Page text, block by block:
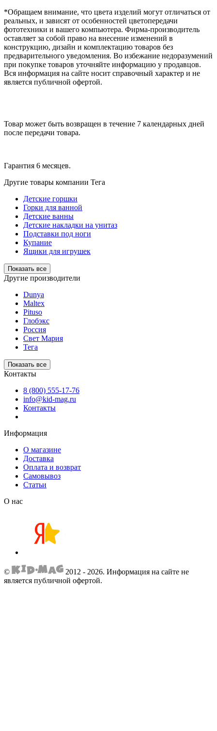
*Обращаем внимание, что цвета изделий могут отличаться от
реальных, и зависят от особенностей цветопередачи
фототехники и вашего компьютера. Фирма-производитель
оставляет за собой право на внесение изменений в
конструкцию, дизайн и комплектацию товаров без
предварительного уведомления. Во избежание недоразумений
при покупке товаров уточняйте информацию у продавцов.
Вся информация на сайте носит справочный характер и не
является публичной офертой.
Товар может быть возвращен в течение 7 календарных дней
после передачи товара.
Гарантия 6 месяцев.
Другие товары компании Тега
Детские горшки
Горки для ванной
Детские ванны
Детские накладки на унитаз
Подставки под ноги
Купание
Ящики для игрушек
Показать все
Другие производители
Dunya
Maltex
Pituso
Глобэкс
Россия
Свет Мария
Тега
Показать все
Контакты
8 (800) 555-17-76
info@kid-mag.ru
Контакты
Информация
О магазине
Доставка
Оплата и возврат
Самовывоз
Статьи
О нас
© 2012 - 2026. Информация на сайте не
является публичной офертой.